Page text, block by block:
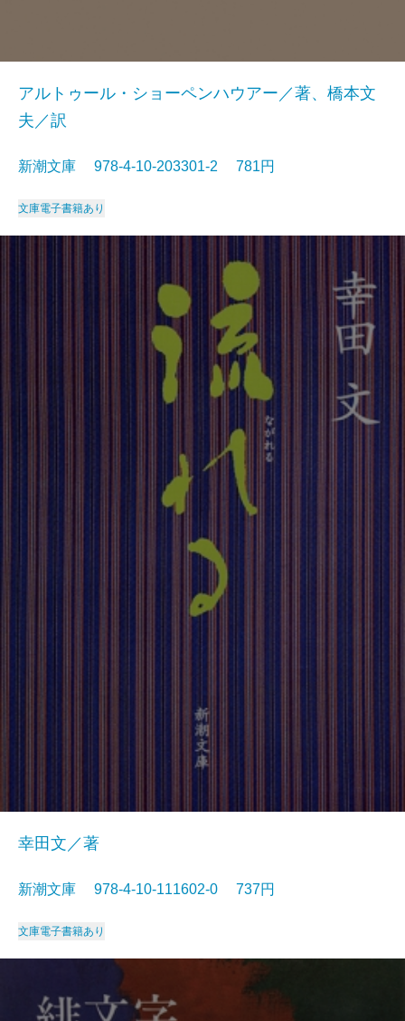
アルトゥール・ショーペンハウアー／著、橋本文
夫／訳
新潮文庫 978-4-10-203301-2 781円
文庫電子書籍あり
幸田文／著
新潮文庫 978-4-10-111602-0 737円
文庫電子書籍あり